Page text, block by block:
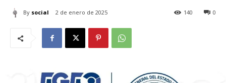
By social 2 de enero de 2025 0
140